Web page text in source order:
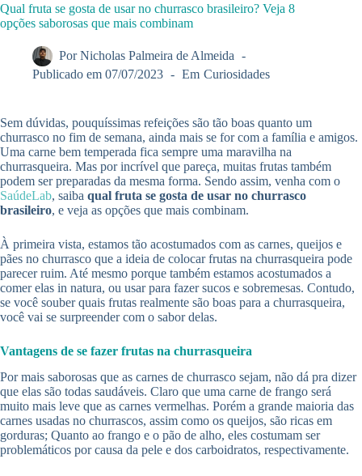
Qual fruta se gosta de usar no churrasco brasileiro? Veja 8
opções saborosas que mais combinam
Por Nicholas Palmeira de Almeida
Publicado em 07/07/2023 Em Curiosidades
Sem dúvidas, pouquíssimas refeições são tão boas quanto um
churrasco no fim de semana, ainda mais se for com a família e amigos.
Uma carne bem temperada fica sempre uma maravilha na
churrasqueira. Mas por incrível que pareça, muitas frutas também
podem ser preparadas da mesma forma. Sendo assim, venha com o
SaúdeLab, saiba qual fruta se gosta de usar no churrasco
brasileiro, e veja as opções que mais combinam.
À primeira vista, estamos tão acostumados com as carnes, queijos e
pães no churrasco que a ideia de colocar frutas na churrasqueira pode
parecer ruim. Até mesmo porque também estamos acostumados a
comer elas in natura, ou usar para fazer sucos e sobremesas. Contudo,
se você souber quais frutas realmente são boas para a churrasqueira,
você vai se surpreender com o sabor delas.
Vantagens de se fazer frutas na churrasqueira
Por mais saborosas que as carnes de churrasco sejam, não dá pra dizer
que elas são todas saudáveis. Claro que uma carne de frango será
muito mais leve que as carnes vermelhas. Porém a grande maioria das
carnes usadas no churrascos, assim como os queijos, são ricas em
gorduras; Quanto ao frango e o pão de alho, eles costumam ser
problemáticos por causa da pele e dos carboidratos, respectivamente.